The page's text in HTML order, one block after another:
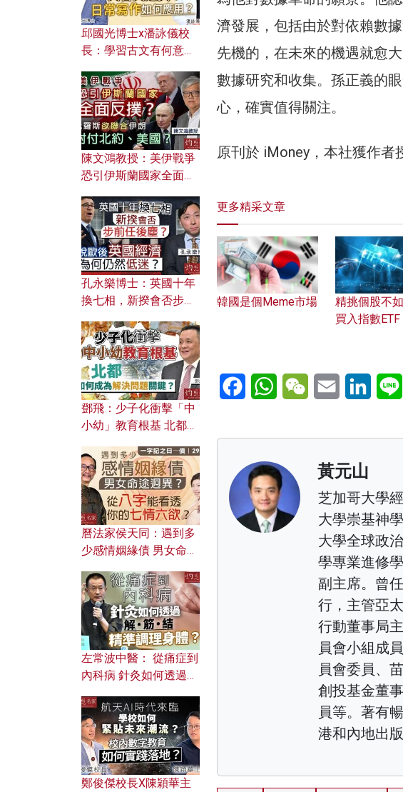
濟發展，包括由於對依賴數
先機的，在未來的機遇就愈
數據研究和收集。孫正義的
心，確實值得關注。
原刊於 iMoney，本社獲作者
更多精采文章
韓國是個Meme市場
精挑個股不
買入指數ETF
FacebookWhatsAppWeChatEmail
黃元山
芝加哥大學
大學崇基神
大學全球政
學專業進修
副主席。曾
行，主管亞
行動董事局
員會小組成
員會委員、
創投基金董
員等。著有
港和內地出版
邱國光博士x潘詠儀校
長：學習古文有何意
文之美？ 日常寫作如何
應用？
陳文鴻教授：美伊戰爭
恐引伊斯蘭國家全面反
對付北約美國？
孔永樂博士：英國十年
換七相，新揆會否步前
濟為何仍然低迷？
鄧飛：少子化衝擊「中
小幼」教育根基 北都如
曆法家侯天同：遇到多
少感情姻緣債 男女命途
的七情六欲？
左常波中醫： 從痛症到
內科病 針灸如何透過解
鄭俊傑校長X陳穎華主